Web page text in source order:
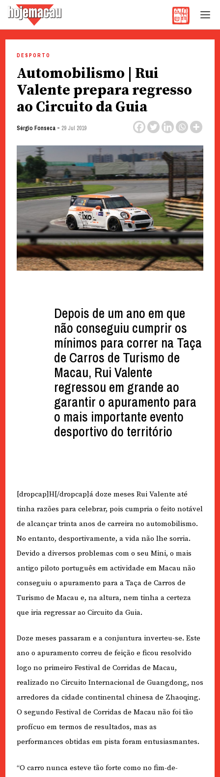
content
DESPORTO
Automobilismo | Rui
Valente prepara regresso
ao Circuito da Guia
Sérgio Fonseca- 29 Jul 2019
Depois de um ano em que
não conseguiu cumprir os
mínimos para correr na Taça
de Carros de Turismo de
Macau, Rui Valente
regressou em grande ao
garantir o apuramento para
o mais importante evento
desportivo do território
[dropcap]H[/dropcap]á doze meses Rui Valente até
tinha razões para celebrar, pois cumpria o feito notável
de alcançar trinta anos de carreira no automobilismo.
No entanto, desportivamente, a vida não lhe sorria.
Devido a diversos problemas com o seu Mini, o mais
antigo piloto português em actividade em Macau não
conseguiu o apuramento para a Taça de Carros de
Turismo de Macau e, na altura, nem tinha a certeza
que iria regressar ao Circuito da Guia.
Doze meses passaram e a conjuntura inverteu-se. Este
ano o apuramento correu de feição e ficou resolvido
logo no primeiro Festival de Corridas de Macau,
realizado no Circuito Internacional de Guangdong, nos
arredores da cidade continental chinesa de Zhaoqing.
O segundo Festival de Corridas de Macau não foi tão
profícuo em termos de resultados, mas as
performances obtidas em pista foram entusiasmantes.
“O carro nunca esteve tão forte como no fim-de-